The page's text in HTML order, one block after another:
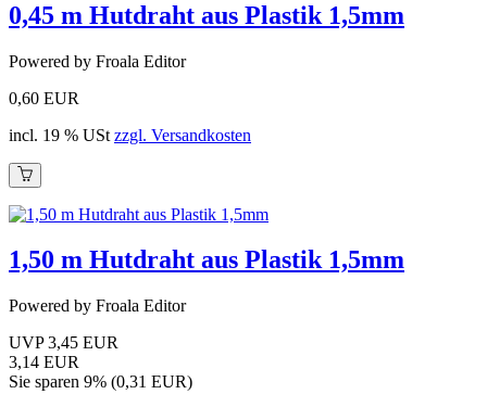
0,45 m Hutdraht aus Plastik 1,5mm
Powered by Froala Editor
0,60 EUR
incl. 19 % USt zzgl. Versandkosten
1,50 m Hutdraht aus Plastik 1,5mm
Powered by Froala Editor
UVP 3,45 EUR
3,14 EUR
Sie sparen 9% (0,31 EUR)